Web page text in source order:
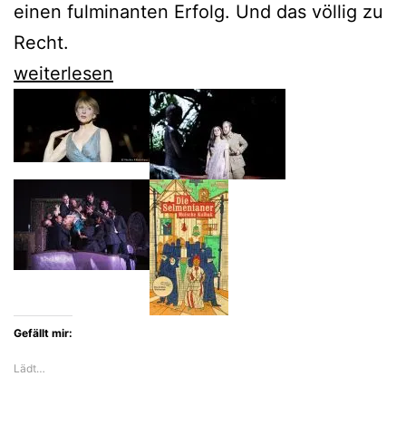
einen fulminanten Erfolg. Und das völlig zu
Recht.
Barrie
feiert
die
jiddische
Operette
New
weiterlesen
Gefällt mir:
Lädt…